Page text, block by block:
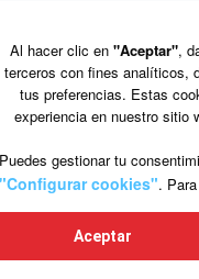
S.L. Tomo
C/ Marie Curie 5 Edificio
una ayuda de la Unión
a la aplicación de los artículos
un contrato formativo para la
FSE+ 2021-
Al hacer clic en "Aceptar",
terceros con fines analíticos,
tus preferencias. Estas
experiencia en nuestro sitio
Puedes gestionar tu
"Configurar cookies".
Aceptar